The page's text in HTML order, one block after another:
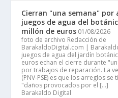
Cierran "una semana" por
juegos de agua del
millón de euros 01/08/2026
foto de archivo Redacción de
BarakaldoDigital.com |
juegos de agua del jardín
euros echan el cierre durante
por trabajos de reparación. La
(PNV-PSE) es que los arreglos
"daños provocados por el […]
Barakaldo Digital